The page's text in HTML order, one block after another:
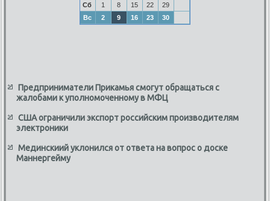
Сб
1 8 15 22
29
Вс
2 9 16 23 30
Предприниматели Прикамья смогут обращаться с
жалобами к уполномоченному в МФЦ
США ограничили экспорт российским производителям
электроники
Мединскиий уклонился от ответа на вопрос о доске
Маннергейму